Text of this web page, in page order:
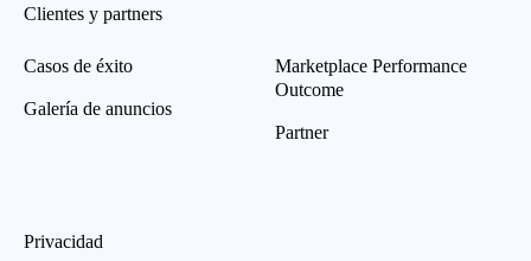
Clientes y partners
Casos de éxito
Galería de anuncios
Marketplace Performance
Outcome
Partner
Privacidad